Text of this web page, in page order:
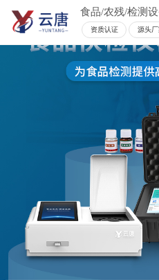
食品/农残/检测
资质认证 源头